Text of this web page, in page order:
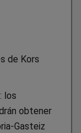
de Kors
: los
obtener
Gasteiz